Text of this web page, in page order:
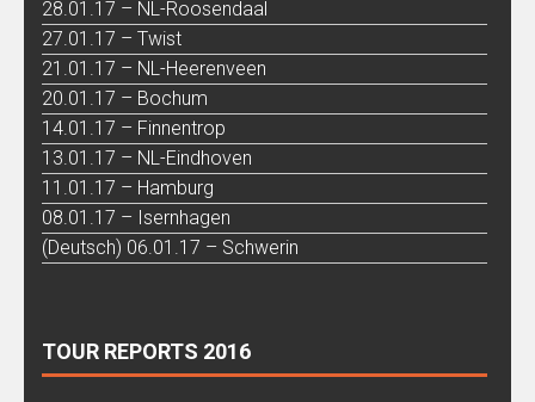
28.01.17 – NL-Roosendaal
27.01.17 – Twist
21.01.17 – NL-Heerenveen
20.01.17 – Bochum
14.01.17 – Finnentrop
13.01.17 – NL-Eindhoven
11.01.17 – Hamburg
08.01.17 – Isernhagen
(Deutsch) 06.01.17 – Schwerin
TOUR REPORTS 2016